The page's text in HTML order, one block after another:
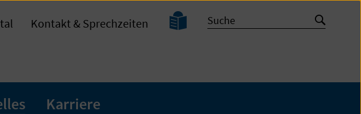
Kontakt & Sprechzeiten
Leichte
Sprache
Suche
Suche
starten
Karriere